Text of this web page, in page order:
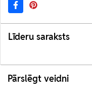
Līderu saraksts
Pārslēgt veidni